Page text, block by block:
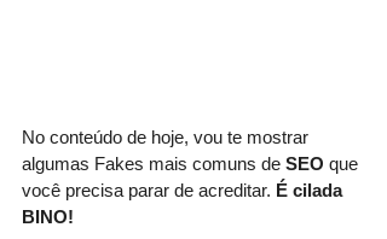
No conteúdo de hoje, vou te mostrar
algumas Fakes mais comuns de SEO que
você precisa parar de acreditar. É cilada
BINO!